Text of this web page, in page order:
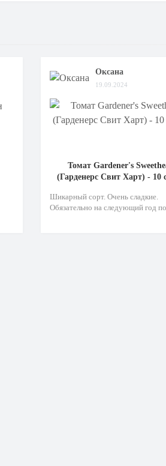
Оксана
19.09.2024
Томат Gardener's
(Гарденерс Свит Харт) - 10
Шикарный сорт. Очень сладкие.
Обязательно на следующий год